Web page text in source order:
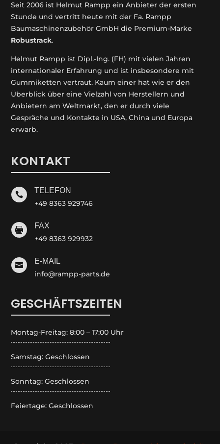
Seit 2006 ist Helmut Rampp ein An­bieter der ersten
Stunde und vertritt heute mit der Fa. Rampp
Baumaschinenzubehör GmbH die Premium-Marke
Robustrack.
Helmut Rampp ist Dipl.-Ing. (FH) mit vielen Jahren
internationaler Erfahrung und ist insbesondere mit
Gummiketten vertraut. Kaum einer hat wie er den
Überblick über eine Vielzahl von Herstellern und
Anbietern am Weltmarkt, den er durch viele
Gespräche und Kontakte in USA, China und Europa
erwarb.
KONTAKT
 TELEFON
+49 8363 929746
 FAX
+49 8363 929932
 E-MAIL
info@rampp-parts.de
GESCHÄFTSZEITEN
Montag-Freitag: 8:00 – 17:00 Uhr
Samstag: Geschlossen
Sonntag: Geschlossen
Feiertage: Geschlossen